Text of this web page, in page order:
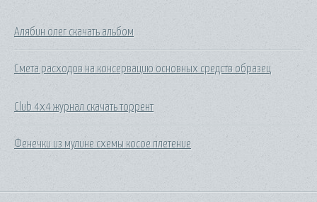
Алябин олег скачать альбом
Смета расходов на консервацию основных средств образец
Club 4x4 журнал скачать торрент
Фенечки из мулине схемы косое плетение